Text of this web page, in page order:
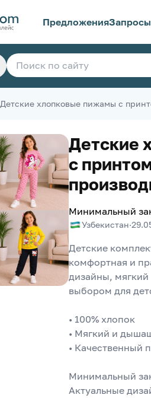
ПредложенияЗапросы
Детские хлопковые пижамы с
Детские
с
Минимальный
Узбекистан·
Детские
комфортная и
дизайны,
выбором для
• 100% хлопок
• Мягкий и
• Качественный
Минимальный
Актуальные